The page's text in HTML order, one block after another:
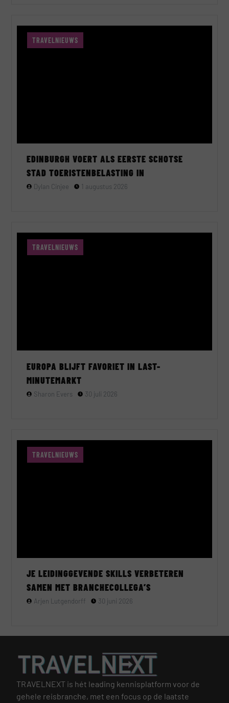
TRAVELNIEUWS
EDINBURGH VOERT ALS EERSTE SCHOTSE
STAD TOERISTENBELASTING IN
Dylan Cinjee 1 augustus 2026
TRAVELNIEUWS
EUROPA BLIJFT FAVORIET IN LAST-
MINUTEMARKT
Sharon Evers 30 juli 2026
TRAVELNIEUWS
JE LEIDINGGEVENDE SKILLS VERBETEREN
SAMEN MET BRANCHECOLLEGA’S
Arjen Lutgendorff 30 juni 2026
TRAVELNEXT is hét leading kennisplatform voor de
gehele reisbranche, met een focus op de laatste